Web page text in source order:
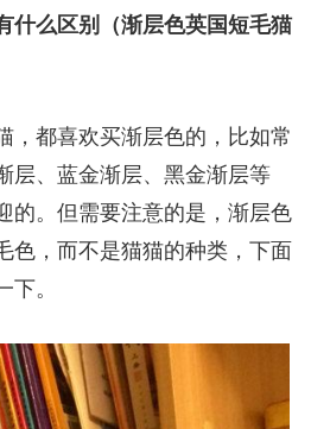
什么区别（渐层色英国短毛猫
，都喜欢买渐层色的，比如常
层、蓝金渐层、黑金渐层等
的。但需要注意的是，渐层色
色，而不是猫猫的种类，下面
。